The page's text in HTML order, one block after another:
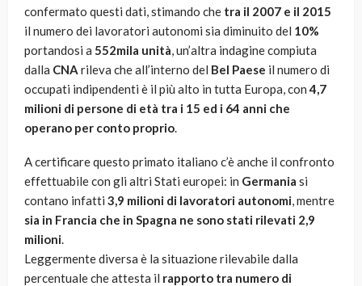
confermato questi dati, stimando che tra il 2007 e il 2015
il numero dei lavoratori autonomi sia diminuito del 10%
portandosi a 552mila unità, un’altra indagine compiuta
dalla CNA rileva che all’interno del Bel Paese il numero di
occupati indipendenti è il più alto in tutta Europa, con4,7
milioni di persone di età tra i 15 ed i 64 anni che
operano per conto proprio.
A certificare questo primato italiano c’è anche il confronto
effettuabile con gli altri Stati europei: in Germania si
contano infatti 3,9 milioni di lavoratori autonomi, mentre
sia in Francia che in Spagna ne sono stati rilevati 2,9
milioni.
Leggermente diversa è la situazione rilevabile dalla
percentuale che attesta il rapporto tra numero di